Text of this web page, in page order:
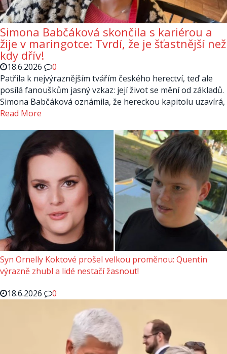
Simona Babčáková skončila s kariérou a
žije v maringotce: Tvrdí, že je šťastnější než
kdy dřív!
18.6.2026
0
Patřila k nejvýraznějším tvářím českého herectví, teď ale
posílá fanouškům jasný vzkaz: její život se mění od základů.
Simona Babčáková oznámila, že hereckou kapitolu uzavírá,
Read More
Syn Ornelly Koktové prošel velkou proměnou: Quentin
výrazně zhubl a lidé nestačí žasnout!
18.6.2026
0